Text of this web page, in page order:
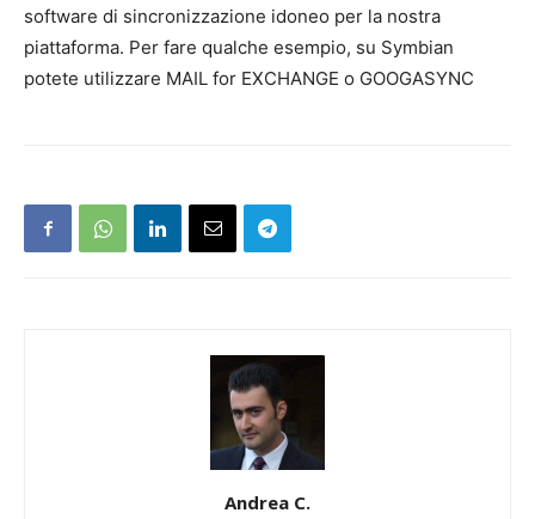
software di sincronizzazione idoneo per la nostra
piattaforma. Per fare qualche esempio, su Symbian
potete utilizzare MAIL for EXCHANGE o GOOGASYNC
Andrea C.